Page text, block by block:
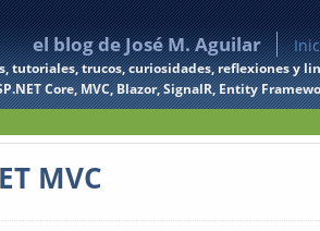
el blog de José M. Aguilar
tutoriales, trucos, curiosidades, reflexiones y
Core, MVC, Blazor, SignalR, Entity
MVC